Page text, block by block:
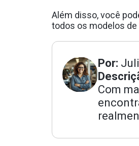
Além disso, você
todos os modelos de
Por:
Com